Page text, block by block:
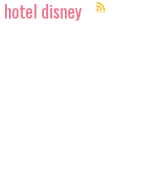
hotel disney